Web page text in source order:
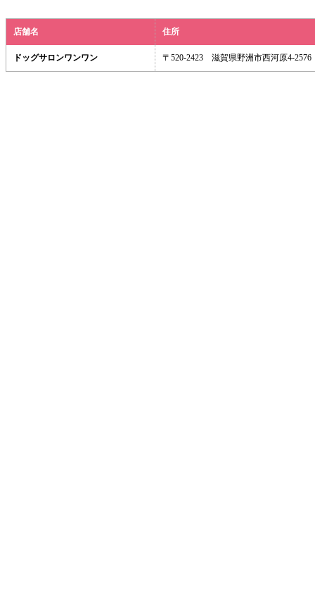
店舗名 住所
ドッグサロンワンワン 〒520-2423 滋賀県野洲市西河原4-2576